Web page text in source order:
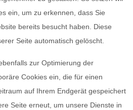
ein, um zu erkennen, dass Sie
bereits besucht haben. Diese
Seite automatisch gelöscht.
zur Optimierung der
Cookies ein, die für einen
auf Ihrem Endgerät gespeichert
Seite erneut, um unsere Dienste in